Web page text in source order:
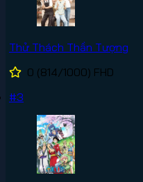
Thử Thách Thần Tượng
0 (814/1000) FHD
#3